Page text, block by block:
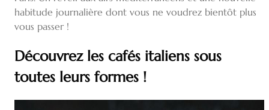
habitude journalière dont vous ne voudrez bientôt plus
vous passer !
Découvrez les cafés italiens sous
toutes leurs formes !